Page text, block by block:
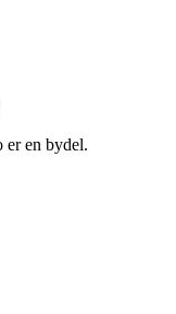
er en bydel.